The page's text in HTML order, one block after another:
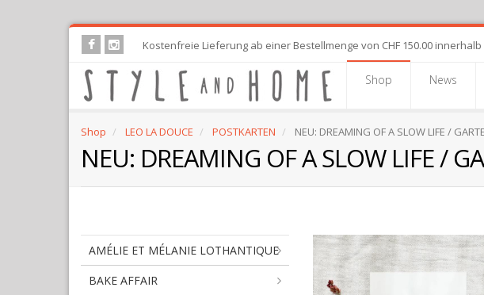
Skip
main
content
Kostenfreie Lieferung ab einer Bestellmenge von CHF 150.00
Shop News
Shop LEO LA DOUCE POSTKARTEN NEU: DREAMING OF A SLOW LIFE /
NEU: DREAMING OF A SLOW LIFE /
AMÉLIE ET MÉLANIE LOTHANTIQUE
BAKE AFFAIR